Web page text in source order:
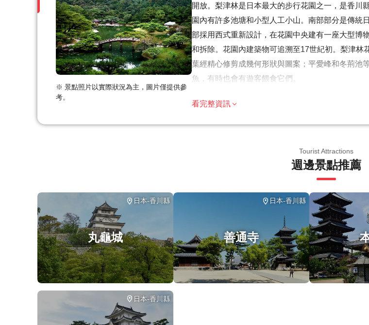
※ 景點照片以實際狀況為主，圖片僅提供參
考。
開放。梨津林是日本最大的步行花園之一，是香川
園內有許多池塘和小型人工小山。南部部分是傳統
部採用西式重新設計，在花園中央建有一座大型博
和拆除。花園內建築物可追溯至17世紀初。梨津
葉經精心修剪成幾何形狀與圖案；平愛峰和冬荊池
魚，有時也會有遊客餵食它們。
溫馨提示
涉及適量步行；請選擇合適的鞋子
在所有天氣條件下運行；請穿著得體
看完整資訊
Tourist Attractions
週邊景點推薦
丸龜城
日本-香川縣
善通寺
日本-香川縣
日本-香川縣